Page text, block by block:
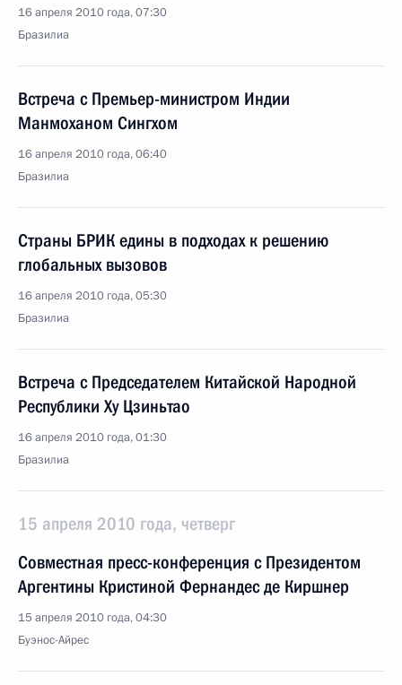
16 апреля 2010 года, 07:30
Бразилиа
Встреча с Премьер-министром Индии
Манмоханом Сингхом
16 апреля 2010 года, 06:40
Бразилиа
Страны БРИК едины в подходах к решению
глобальных вызовов
16 апреля 2010 года, 05:30
Бразилиа
Встреча с Председателем Китайской Народной
Республики Ху Цзиньтао
16 апреля 2010 года, 01:30
Бразилиа
15 апреля 2010 года, четверг
Совместная пресс-конференция с Президентом
Аргентины Кристиной Фернандес де Киршнер
15 апреля 2010 года, 04:30
Буэнос-Айрес